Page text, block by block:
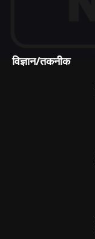
विज्ञान/तकनीक